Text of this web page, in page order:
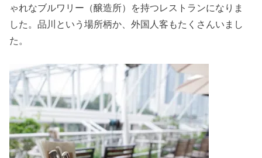
ゃれなブルワリー（醸造所）を持つレストランになりま
した。品川という場所柄か、外国人客もたくさんいまし
た。